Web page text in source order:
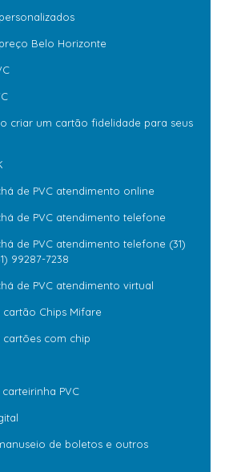
Belo Horizonte
criar um cartão fidelidade para seus
de PVC atendimento online
de PVC atendimento telefone
de PVC atendimento telefone (31)
99287-7238
de PVC atendimento virtual
cartão Chips Mifare
cartões com chip
PVC
de boletos e outros